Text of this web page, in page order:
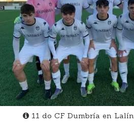
11 do CF Dumbría en Lalín